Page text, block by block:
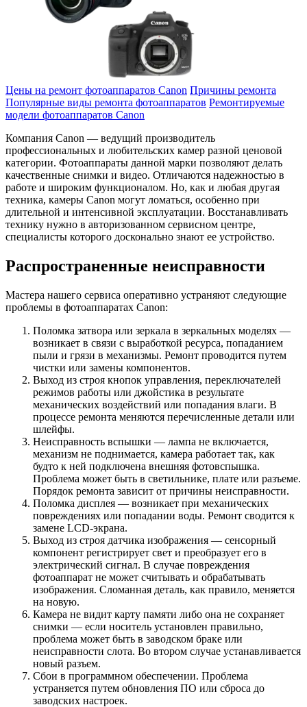
Цены на ремонт фотоаппаратов Canon Причины ремонта
Популярные виды ремонта фотоаппаратов Ремонтируемые
модели фотоаппаратов Canon
Компания Canon — ведущий производитель
профессиональных и любительских камер разной ценовой
категории. Фотоаппараты данной марки позволяют делать
качественные снимки и видео. Отличаются надежностью в
работе и широким функционалом. Но, как и любая другая
техника, камеры Canon могут ломаться, особенно при
длительной и интенсивной эксплуатации. Восстанавливать
технику нужно в авторизованном сервисном центре,
специалисты которого досконально знают ее устройство.
Распространенные неисправности
Мастера нашего сервиса оперативно устраняют следующие
проблемы в фотоаппаратах Canon:
Поломка затвора или зеркала в зеркальных моделях —
возникает в связи с выработкой ресурса, попаданием
пыли и грязи в механизмы. Ремонт проводится путем
чистки или замены компонентов.
Выход из строя кнопок управления, переключателей
режимов работы или джойстика в результате
механических воздействий или попадания влаги. В
процессе ремонта меняются перечисленные детали или
шлейфы.
Неисправность вспышки — лампа не включается,
механизм не поднимается, камера работает так, как
будто к ней подключена внешняя фотовспышка.
Проблема может быть в светильнике, плате или разъеме.
Порядок ремонта зависит от причины неисправности.
Поломка дисплея — возникает при механических
повреждениях или попадании воды. Ремонт сводится к
замене LCD-экрана.
Выход из строя датчика изображения — сенсорный
компонент регистрирует свет и преобразует его в
электрический сигнал. В случае повреждения
фотоаппарат не может считывать и обрабатывать
изображения. Сломанная деталь, как правило, меняется
на новую.
Камера не видит карту памяти либо она не сохраняет
снимки — если носитель установлен правильно,
проблема может быть в заводском браке или
неисправности слота. Во втором случае устанавливается
новый разъем.
Сбои в программном обеспечении. Проблема
устраняется путем обновления ПО или сброса до
заводских настроек.